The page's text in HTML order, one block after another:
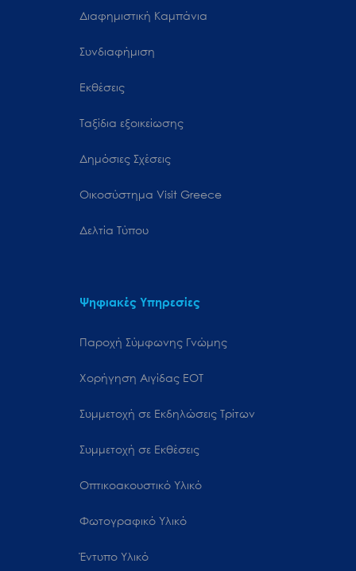
Διαφημιστική Καμπάνια
Συνδιαφήμιση
Εκθέσεις
Ταξίδια εξοικείωσης
Δημόσιες Σχέσεις
Oικοσύστημα Visit Greece
Δελτία Τύπου
Ψηφιακές Υπηρεσίες
Παροχή Σύμφωνης Γνώμης
Χορήγηση Αιγίδας ΕΟΤ
Συμμετοχή σε Εκδηλώσεις Τρίτων
Συμμετοχή σε Εκθέσεις
Οπτικοακουστικό Υλικό
Φωτογραφικό Υλικό
Έντυπο Υλικό